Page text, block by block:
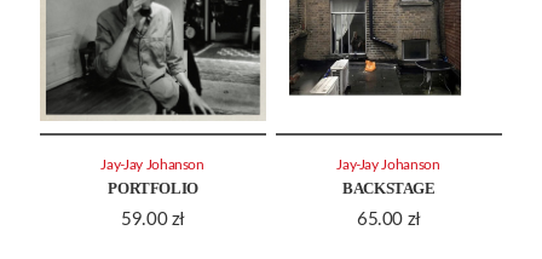
PORTFOLIO
59.00 zł
Jay-Jay Johanson
BACKSTAGE
65.00 zł
Jay-Jay Johanson